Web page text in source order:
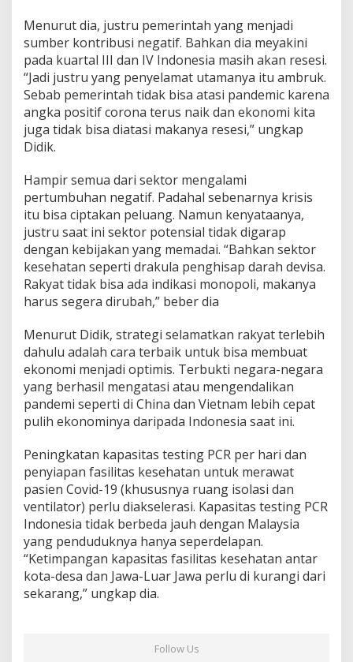
Menurut dia, justru pemerintah yang menjadi
sumber kontribusi negatif. Bahkan dia meyakini
pada kuartal III dan IV Indonesia masih akan resesi.
“Jadi justru yang penyelamat utamanya itu ambruk.
Sebab pemerintah tidak bisa atasi pandemic karena
angka positif corona terus naik dan ekonomi kita
juga tidak bisa diatasi makanya resesi,” ungkap
Didik.
Hampir semua dari sektor mengalami
pertumbuhan negatif. Padahal sebenarnya krisis
itu bisa ciptakan peluang. Namun kenyataanya,
justru saat ini sektor potensial tidak digarap
dengan kebijakan yang memadai. “Bahkan sektor
kesehatan seperti drakula penghisap darah devisa.
Rakyat tidak bisa ada indikasi monopoli, makanya
harus segera dirubah,” beber dia
Menurut Didik, strategi selamatkan rakyat terlebih
dahulu adalah cara terbaik untuk bisa membuat
ekonomi menjadi optimis. Terbukti negara-negara
yang berhasil mengatasi atau mengendalikan
pandemi seperti di China dan Vietnam lebih cepat
pulih ekonominya daripada Indonesia saat ini.
Peningkatan kapasitas testing PCR per hari dan
penyiapan fasilitas kesehatan untuk merawat
pasien Covid-19 (khususnya ruang isolasi dan
ventilator) perlu diakselerasi. Kapasitas testing PCR
Indonesia tidak berbeda jauh dengan Malaysia
yang penduduknya hanya seperdelapan.
“Ketimpangan kapasitas fasilitas kesehatan antar
kota-desa dan Jawa-Luar Jawa perlu di kurangi dari
sekarang,” ungkap dia.
Follow Us